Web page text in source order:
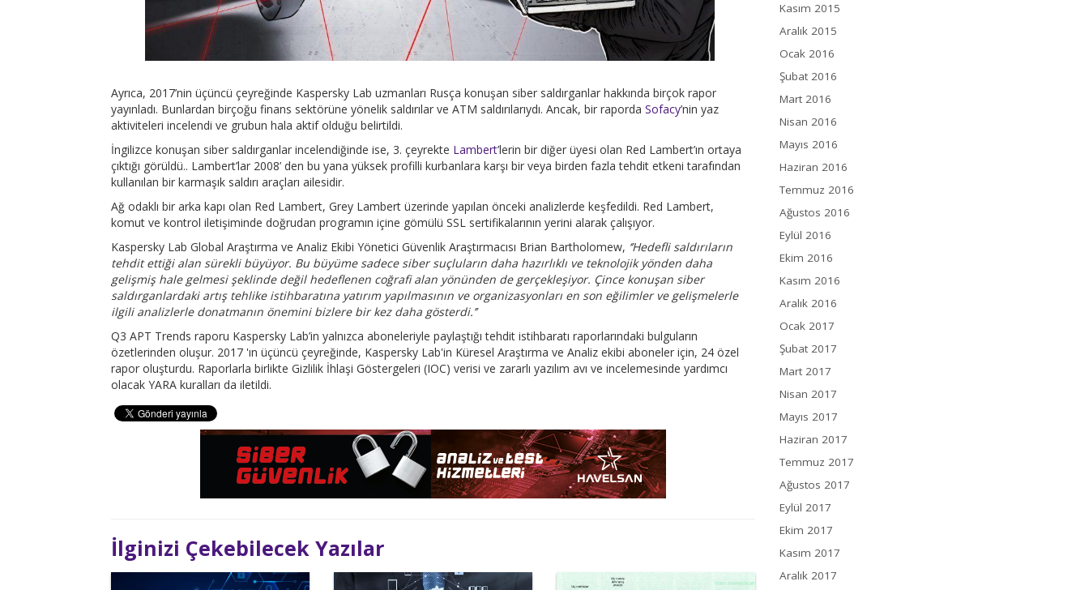
Ayrıca, 2017’nin üçüncü çeyreğinde Kaspersky Lab uzmanları Rusça konuşan siber saldırganlar hakkında birçok rapor
yayınladı. Bunlardan birçoğu finans sektörüne yönelik saldırılar ve ATM saldırılarıydı. Ancak, bir raporda Sofacy’nin yaz
aktiviteleri incelendi ve grubun hala aktif olduğu belirtildi.
İngilizce konuşan siber saldırganlar incelendiğinde ise, 3. çeyrekte Lambert’lerin bir diğer üyesi olan Red Lambert’ın ortaya
çıktığı görüldü.. Lambert’lar 2008’ den bu yana yüksek profilli kurbanlara karşı bir veya birden fazla tehdit etkeni tarafından
kullanılan bir karmaşık saldırı araçları ailesidir.
Ağ odaklı bir arka kapı olan Red Lambert, Grey Lambert üzerinde yapılan önceki analizlerde keşfedildi. Red Lambert,
komut ve kontrol iletişiminde doğrudan programın içine gömülü SSL sertifikalarının yerini alarak çalışıyor.
Kaspersky Lab Global Araştırma ve Analiz Ekibi Yönetici Güvenlik Araştırmacısı Brian Bartholomew, ‘’Hedefli saldırıların
tehdit ettiği alan sürekli büyüyor. Bu büyüme sadece siber suçluların daha hazırlıklı ve teknolojik yönden daha
gelişmiş hale gelmesi şeklinde değil hedeflenen coğrafi alan yönünden de gerçekleşiyor. Çince konuşan siber
saldırganlardaki artış tehlike istihbaratına yatırım yapılmasının ve organizasyonları en son eğilimler ve gelişmelerle
ilgili analizlerle donatmanın önemini bizlere bir kez daha gösterdi.’’
Q3 APT Trends raporu Kaspersky Lab’in yalnızca aboneleriyle paylaştığı tehdit istihbaratı raporlarındaki bulguların
özetlerinden oluşur. 2017 'ın üçüncü çeyreğinde, Kaspersky Lab'in Küresel Araştırma ve Analiz ekibi aboneler için, 24 özel
rapor oluşturdu. Raporlarla birlikte Gizlilik İhlaşi Göstergeleri (IOC) verisi ve zararlı yazılım avı ve incelemesinde yardımcı
olacak YARA kuralları da iletildi.
İlginizi Çekebilecek Yazılar
Kasım 2015
Aralık 2015
Ocak 2016
Şubat 2016
Mart 2016
Nisan 2016
Mayıs 2016
Haziran 2016
Temmuz 2016
Ağustos 2016
Eylül 2016
Ekim 2016
Kasım 2016
Aralık 2016
Ocak 2017
Şubat 2017
Mart 2017
Nisan 2017
Mayıs 2017
Haziran 2017
Temmuz 2017
Ağustos 2017
Eylül 2017
Ekim 2017
Kasım 2017
Aralık 2017